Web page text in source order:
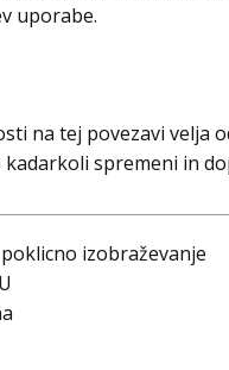
uporabe.
na tej povezavi velja
kadarkoli spremeni in
izobraževanje